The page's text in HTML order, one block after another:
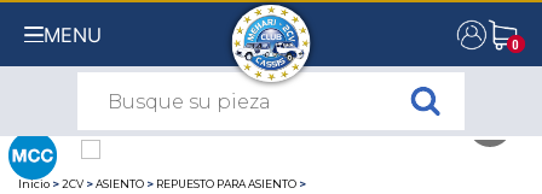
MENU 0
0
Inicio >2CV >ASIENTO > REPUESTO PARA ASIENTO >